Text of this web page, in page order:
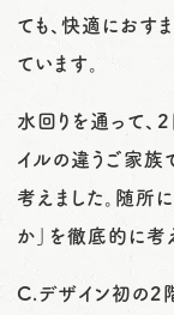
ても、快適におす
ています。
水回りを通って、
イルの違うご家族
考えました。随所に
か」を徹底的に考
C.デザイン初の2